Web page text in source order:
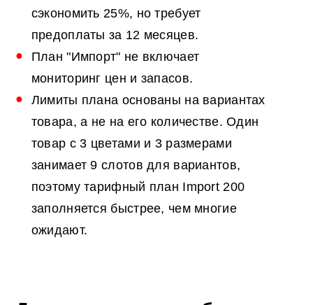
сэкономить 25%, но требует
предоплаты за 12 месяцев.
План "Импорт" не включает
мониторинг цен и запасов.
Лимиты плана основаны на вариантах
товара, а не на его количестве. Один
товар с 3 цветами и 3 размерами
занимает 9 слотов для вариантов,
поэтому тарифный план Import 200
заполняется быстрее, чем многие
ожидают.